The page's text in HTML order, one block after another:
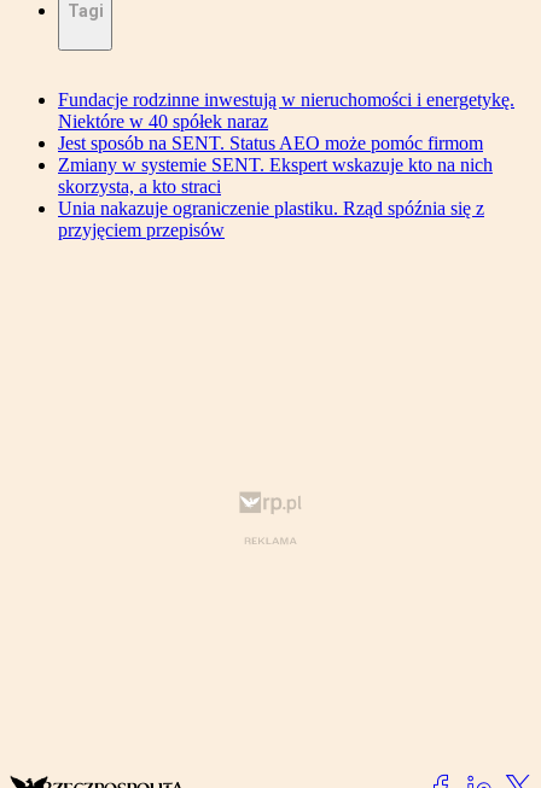
Tagi
Fundacje rodzinne inwestują w nieruchomości i energetykę.
Niektóre w 40 spółek naraz
Jest sposób na SENT. Status AEO może pomóc firmom
Zmiany w systemie SENT. Ekspert wskazuje kto na nich
skorzysta, a kto straci
Unia nakazuje ograniczenie plastiku. Rząd spóźnia się z
przyjęciem przepisów